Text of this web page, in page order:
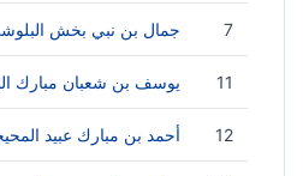
7 جمال بن نبي بخش
11 يوسف بن شعبان مبارك
12 أحمد بن مبارك عبيد